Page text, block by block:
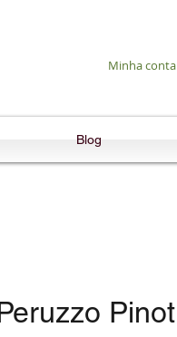
Minha conta
Blog
Pinot